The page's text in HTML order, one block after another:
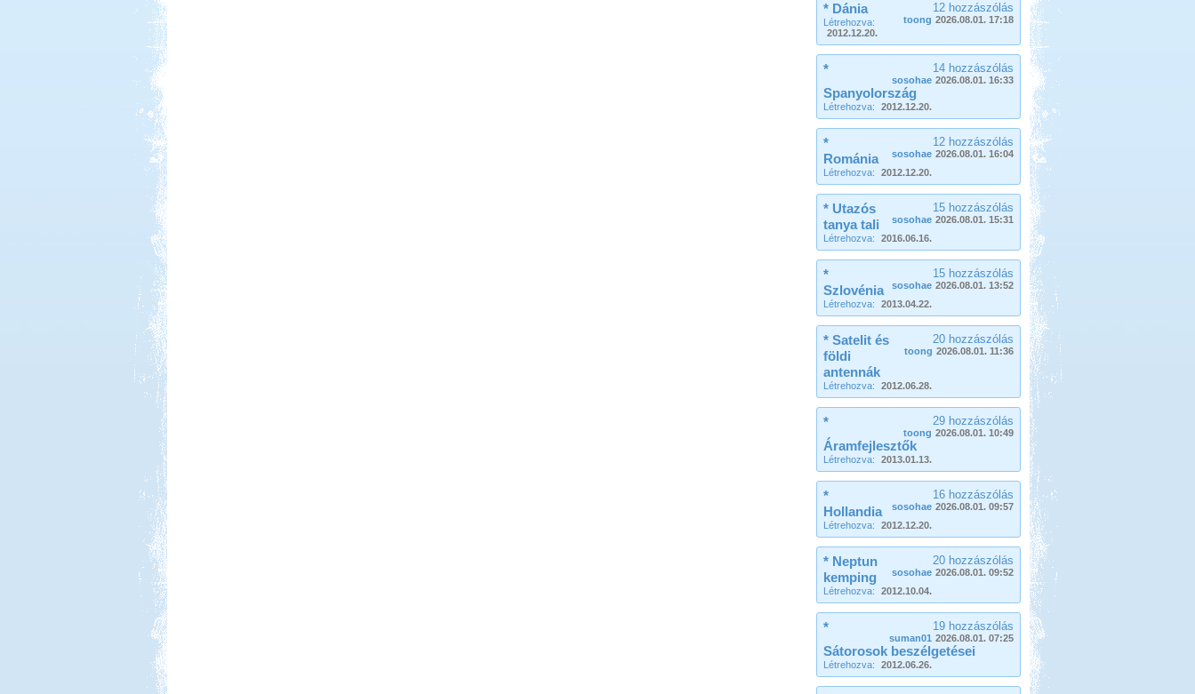
12 hozzászólás
toong 2026.08.01. 17:18
* Dánia
Létrehozva:
2012.12.20.
14 hozzászólás
sosohae 2026.08.01. 16:33
*
Spanyolország
Létrehozva: 2012.12.20.
12 hozzászólás
sosohae 2026.08.01. 16:04
*
Románia
Létrehozva: 2012.12.20.
15 hozzászólás
sosohae 2026.08.01. 15:31
* Utazós
tanya tali
Létrehozva: 2016.06.16.
15 hozzászólás
sosohae 2026.08.01. 13:52
*
Szlovénia
Létrehozva: 2013.04.22.
20 hozzászólás
toong 2026.08.01. 11:36
* Satelit és
földi
antennák
Létrehozva: 2012.06.28.
29 hozzászólás
toong 2026.08.01. 10:49
*
Áramfejlesztők
Létrehozva: 2013.01.13.
16 hozzászólás
sosohae 2026.08.01. 09:57
*
Hollandia
Létrehozva: 2012.12.20.
20 hozzászólás
sosohae 2026.08.01. 09:52
* Neptun
kemping
Létrehozva: 2012.10.04.
19 hozzászólás
suman01 2026.08.01. 07:25
*
Sátorosok beszélgetései
Létrehozva: 2012.06.26.